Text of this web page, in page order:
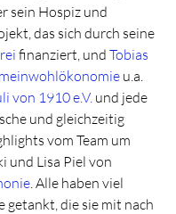
sein Hospiz und
das sich durch seine
finanziert, und Tobias
u.a.
von 1910 e.V. und jede
und gleichzeitig
vom Team um
und Lisa Piel von
. Alle haben viel
getankt, die sie mit nach